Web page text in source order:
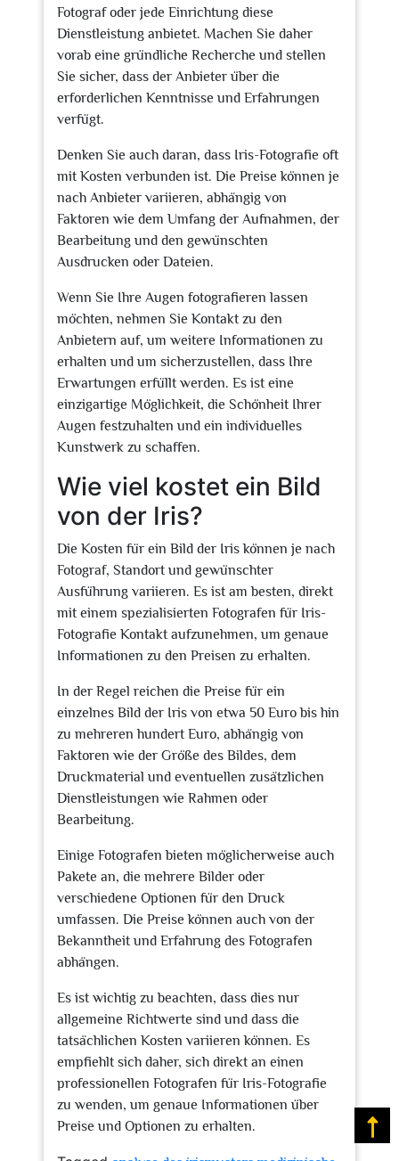
Fotograf oder jede Einrichtung diese
Dienstleistung anbietet. Machen Sie daher
vorab eine gründliche Recherche und stellen
Sie sicher, dass der Anbieter über die
erforderlichen Kenntnisse und Erfahrungen
verfügt.
Denken Sie auch daran, dass Iris-Fotografie oft
mit Kosten verbunden ist. Die Preise können je
nach Anbieter variieren, abhängig von
Faktoren wie dem Umfang der Aufnahmen, der
Bearbeitung und den gewünschten
Ausdrucken oder Dateien.
Wenn Sie Ihre Augen fotografieren lassen
möchten, nehmen Sie Kontakt zu den
Anbietern auf, um weitere Informationen zu
erhalten und um sicherzustellen, dass Ihre
Erwartungen erfüllt werden. Es ist eine
einzigartige Möglichkeit, die Schönheit Ihrer
Augen festzuhalten und ein individuelles
Kunstwerk zu schaffen.
Wie viel kostet ein Bild
von der Iris?
Die Kosten für ein Bild der Iris können je nach
Fotograf, Standort und gewünschter
Ausführung variieren. Es ist am besten, direkt
mit einem spezialisierten Fotografen für Iris-
Fotografie Kontakt aufzunehmen, um genaue
Informationen zu den Preisen zu erhalten.
In der Regel reichen die Preise für ein
einzelnes Bild der Iris von etwa 50 Euro bis hin
zu mehreren hundert Euro, abhängig von
Faktoren wie der Größe des Bildes, dem
Druckmaterial und eventuellen zusätzlichen
Dienstleistungen wie Rahmen oder
Bearbeitung.
Einige Fotografen bieten möglicherweise auch
Pakete an, die mehrere Bilder oder
verschiedene Optionen für den Druck
umfassen. Die Preise können auch von der
Bekanntheit und Erfahrung des Fotografen
abhängen.
Es ist wichtig zu beachten, dass dies nur
allgemeine Richtwerte sind und dass die
tatsächlichen Kosten variieren können. Es
empfiehlt sich daher, sich direkt an einen
professionellen Fotografen für Iris-Fotografie
zu wenden, um genaue Informationen über
Preise und Optionen zu erhalten.